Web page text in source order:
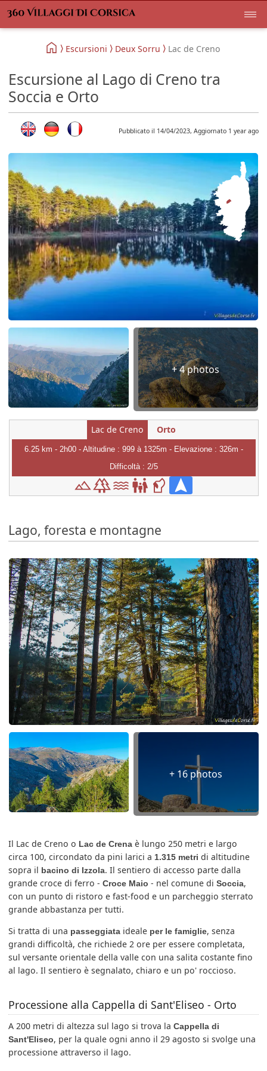
Escursioni Deux Sorru Lac de Creno
Escursione al Lago di Creno tra
Soccia e Orto
Pubblicato il 14/04/2023, Aggiornato 1 year ago
+ 4 photos
Lac de Creno Orto
6.25 km - 2h00 - Altitudine : 999 à 1325m - Elevazione : 326m -
Difficoltà : 2/5
Lago, foresta e montagne
+ 16 photos
Il Lac de Creno o Lac de Crena è lungo 250 metri e largo
circa 100, circondato da pini larici a 1.315 metri di altitudine
sopra il bacino di Izzola. Il sentiero di accesso parte dalla
grande croce di ferro -Croce Maio - nel comune diSoccia,
con un punto di ristoro e fast-food e un parcheggio sterrato
grande abbastanza per tutti.
Si tratta di una passeggiata ideale per le famiglie, senza
grandi difficoltà, che richiede 2 ore per essere completata,
sul versante orientale della valle con una salita costante fino
al lago. Il sentiero è segnalato, chiaro e un po' roccioso.
Processione alla Cappella di Sant'Eliseo - Orto
A 200 metri di altezza sul lago si trova laCappella di
Sant'Eliseo, per la quale ogni anno il 29 agosto si svolge una
processione attraverso il lago.